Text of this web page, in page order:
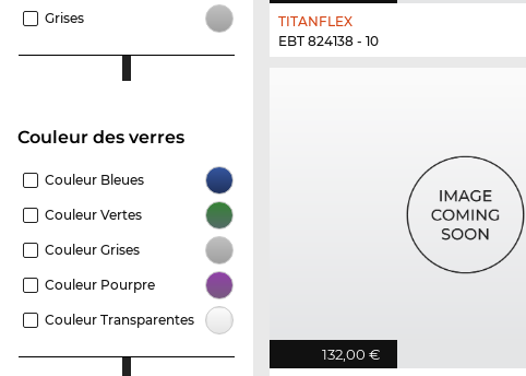
Grises
Couleur des verres
Couleur Bleues
Couleur Vertes
Couleur Grises
Couleur Pourpre
Couleur Transparentes
TITANFLEX
EBT 824138 - 10
132,00 €